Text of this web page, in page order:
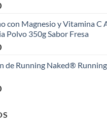
con Magnesio y Vitamina C
Polvo 350g Sabor Fresa
de Running Naked®